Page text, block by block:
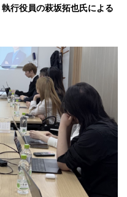
行役員の萩坂拓也氏による